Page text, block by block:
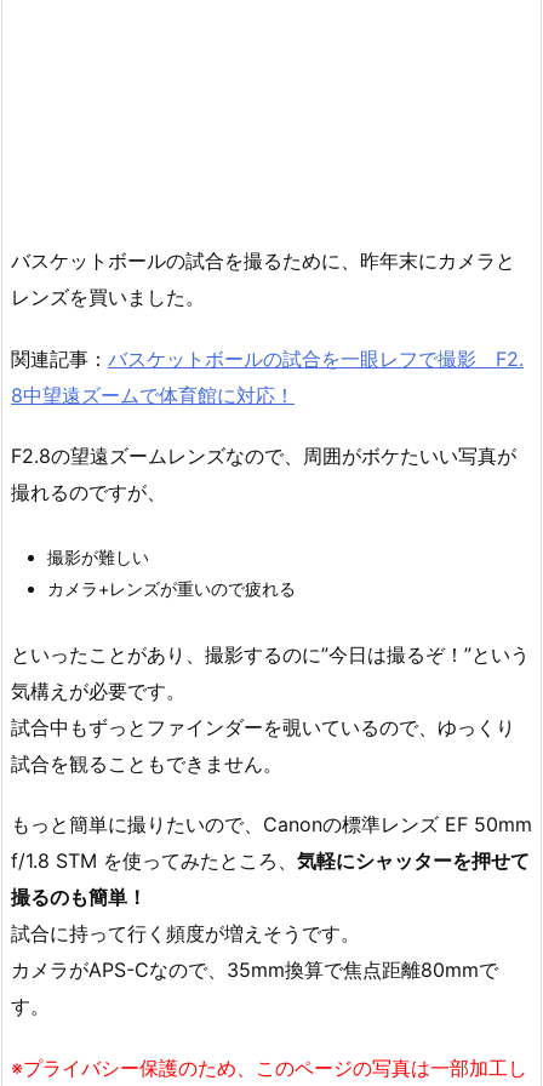
バスケットボールの試合を撮るために、昨年末にカメラと
レンズを買いました。
関連記事： バスケットボールの試合を一眼レフで撮影 F2.
8中望遠ズームで体育館に対応！
F2.8の望遠ズームレンズなので、周囲がボケたいい写真が
撮れるのですが、
撮影が難しい
カメラ+レンズが重いので疲れる
といったことがあり、撮影するのに”今日は撮るぞ！”という
気構えが必要です。
試合中もずっとファインダーを覗いているので、ゆっくり
試合を観ることもできません。
もっと簡単に撮りたいので、Canonの標準レンズ EF 50mm
f/1.8 STM を使ってみたところ、 気軽にシャッターを押せて
撮るのも簡単！
試合に持って行く頻度が増えそうです。
カメラがAPS-Cなので、35mm換算で焦点距離80mmで
す。
※プライバシー保護のため、このページの写真は一部加工し